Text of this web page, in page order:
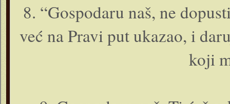
8. “Gospodaru naš, ne
već na Pravi put ukazao, i
koji